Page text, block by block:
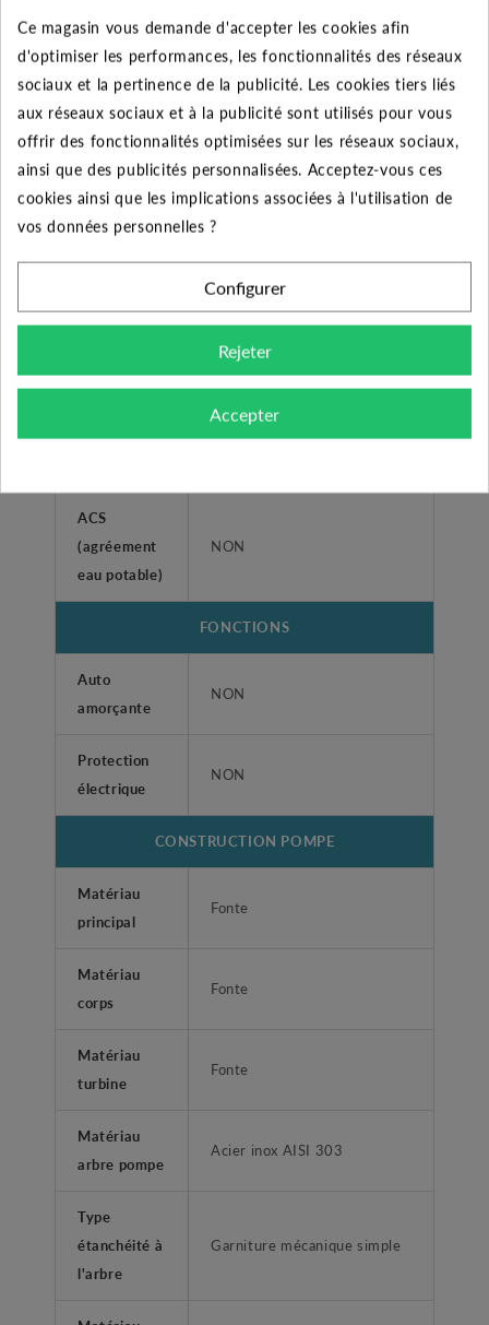
Application Groupe de surpression
Type de
refoulement
Femelle taraudé
Plage de
température
-15°C à +110°C
ambiante
+40°C
maximum de
8 bars
ACS
(agréement
eau potable)
NON
FONCTIONS
Auto
amorçante
NON
Protection
électrique
NON
CONSTRUCTION POMPE
Matériau
principal
Fonte
Matériau
corps
Fonte
Matériau
turbine
Fonte
Matériau
arbre pompe
Acier inox AISI 303
Type
étanchéité à
l'arbre
Garniture mécanique simple
Ce magasin vous demande d'accepter les cookies afin
d'optimiser les performances, les fonctionnalités des réseaux
sociaux et la pertinence de la publicité. Les cookies tiers liés
aux réseaux sociaux et à la publicité sont utilisés pour vous
offrir des fonctionnalités optimisées sur les réseaux sociaux,
ainsi que des publicités personnalisées. Acceptez-vous ces
cookies ainsi que les implications associées à l'utilisation de
vos données personnelles ?
Configurer
Rejeter
Accepter